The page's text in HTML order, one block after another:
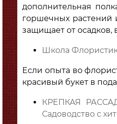
дополнительная
горшечных растений
защищает от осадков,
Школа
Если опыта во
красивый букет в
КРЕПКАЯ
Садоводство с